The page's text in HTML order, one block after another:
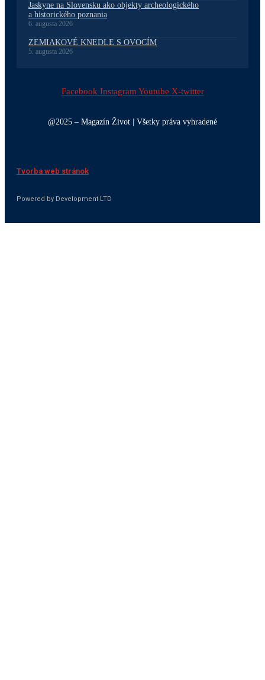
Jaskyne na Slovensku ako objekty archeologického
a historického poznania
6. augusta 2026
ZEMIAKOVÉ KNEDLE S OVOCÍM
5. augusta 2026
Facebook Instagram Youtube X-twitter
@2025 – Magazín Život | Všetky práva vyhradené
Tvorba web stránok
Powered by Development LTD